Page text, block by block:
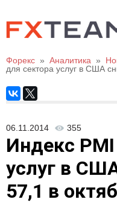
Форекс » Аналитика »
для сектора услуг в США
06.11.2014 355
Индекс
услуг в
57,1 в